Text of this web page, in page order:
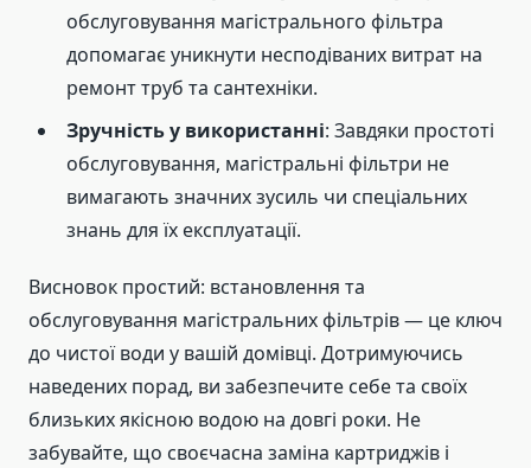
обслуговування магістрального фільтра
допомагає уникнути несподіваних витрат на
ремонт труб та сантехніки.
Зручність у використанні: Завдяки простоті
обслуговування, магістральні фільтри не
вимагають значних зусиль чи спеціальних
знань для їх експлуатації.
Висновок простий: встановлення та
обслуговування магістральних фільтрів — це ключ
до чистої води у вашій домівці. Дотримуючись
наведених порад, ви забезпечите себе та своїх
близьких якісною водою на довгі роки. Не
забувайте, що своєчасна заміна картриджів і